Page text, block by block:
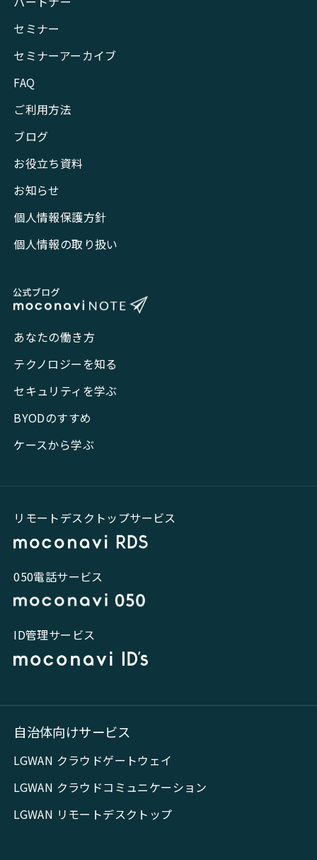
セミナー
セミナーアーカイブ
FAQ
ご利用方法
ブログ
お役立ち資料
お知らせ
個人情報保護方針
個人情報の取り扱い
あなたの働き方
テクノロジーを知る
セキュリティを学ぶ
BYODのすすめ
ケースから学ぶ
リモートデスクトップサービス
050電話サービス
ID管理サービス
自治体向けサービス
LGWAN クラウドゲートウェイ
LGWAN クラウドコミュニケーション
LGWAN リモートデスクトップ